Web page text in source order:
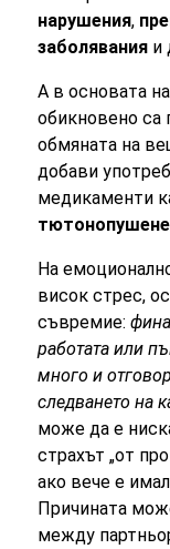
нарушения,
заболявания и
А в основата
обикновено са
обмяната на
добави
медикаменти
На
висок стрес,
съвремие:
работата или
много и
следването на
може да е
страхът „от
ако вече е
Причината
между